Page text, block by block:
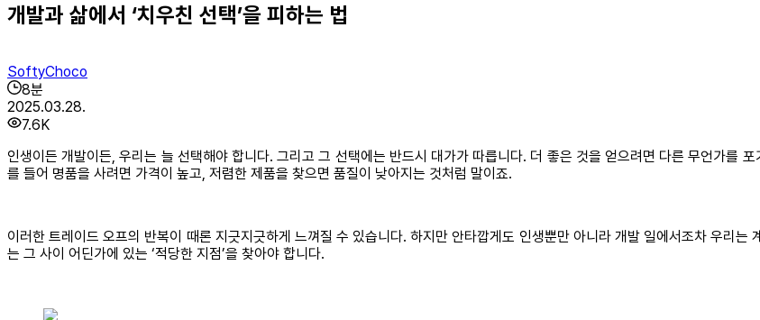
개발과 삶에서 ‘치우친 선택’을 피하는 법
SoftyChoco
8분
2025.03.28.
7.6K
인생이든 개발이든, 우리는 늘 선택해야 합니다. 그리고 그 선택에는 반드시 대가가 따릅니다. 더 좋은 것을 얻으려면 다른 무언가를 포
를 들어 명품을 사려면 가격이 높고, 저렴한 제품을 찾으면 품질이 낮아지는 것처럼 말이죠.
이러한 트레이드 오프의 반복이 때론 지긋지긋하게 느껴질 수 있습니다. 하지만 안타깝게도 인생뿐만 아니라 개발 일에서조차 우리
는 그 사이 어딘가에 있는 ‘적당한 지점’을 찾아야 합니다.